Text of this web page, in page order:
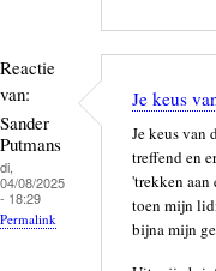
Reactie
van:
Sander
Putmans
di,
04/08/2025
- 18:29
Permalink
Je keus
Je keus van
treffend en
'trekken aan
toen mijn
bijna mijn